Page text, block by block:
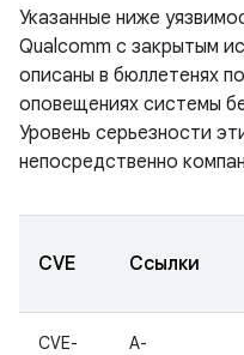
Указанные ниже
Qualcomm с закрытым
описаны в бюллетенях
оповещениях системы
Уровень серьезности
непосредственно
CVE Ссылки
CVE-
A-